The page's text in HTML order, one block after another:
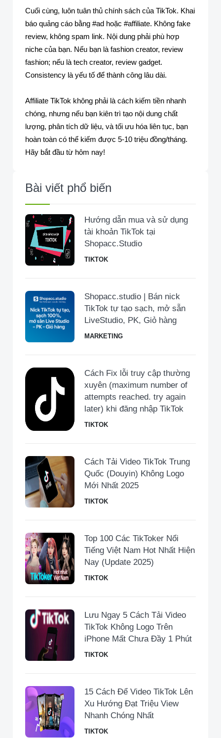
Cuối cùng, luôn tuân thủ chính sách của TikTok. Khai
báo quảng cáo bằng #ad hoặc #affiliate. Không fake
review, không spam link. Nội dung phải phù hợp
niche của bạn. Nếu bạn là fashion creator, review
fashion; nếu là tech creator, review gadget.
Consistency là yếu tố để thành công lâu dài.
Affiliate TikTok không phải là cách kiếm tiền nhanh
chóng, nhưng nếu bạn kiên trì tạo nội dung chất
lượng, phân tích dữ liệu, và tối ưu hóa liên tục, bạn
hoàn toàn có thể kiếm được 5-10 triệu đồng/tháng.
Hãy bắt đầu từ hôm nay!
Bài viết phổ biến
Hướng dẫn mua và sử dụng
tài khoản TikTok tại
Shopacc.Studio
TIKTOK
Shopacc.studio | Bán nick
TikTok tự tạo sạch, mở sẵn
LiveStudio, PK, Giỏ hàng
MARKETING
Cách Fix lỗi truy cập thường
xuyên (maximum number of
attempts reached. try again
later) khi đăng nhập TikTok
TIKTOK
Cách Tải Video TikTok Trung
Quốc (Douyin) Không Logo
Mới Nhất 2025
TIKTOK
Top 100 Các TikToker Nổi
Tiếng Việt Nam Hot Nhất Hiện
Nay (Update 2025)
TIKTOK
Lưu Ngay 5 Cách Tải Video
TikTok Không Logo Trên
iPhone Mất Chưa Đầy 1 Phút
TIKTOK
15 Cách Để Video TikTok Lên
Xu Hướng Đạt Triệu View
Nhanh Chóng Nhất
TIKTOK